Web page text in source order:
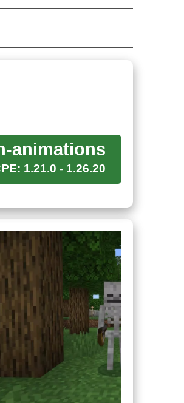
даст понять,
Стива. Текстуры Fresh
зомби и скелеты. Их
членистоногого будет
правильное
для Майнкрафт ПЕ и они
отчего точно
animations
1.21.0 - 1.26.20